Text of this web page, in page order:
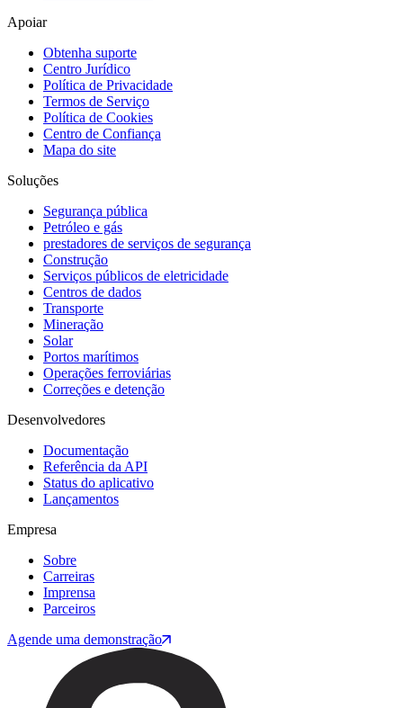
Apoiar
Obtenha suporte
Centro Jurídico
Política de Privacidade
Termos de Serviço
Política de Cookies
Centro de Confiança
Mapa do site
Soluções
Segurança pública
Petróleo e gás
prestadores de serviços de segurança
Construção
Serviços públicos de eletricidade
Centros de dados
Transporte
Mineração
Solar
Portos marítimos
Operações ferroviárias
Correções e detenção
Desenvolvedores
Documentação
Referência da API
Status do aplicativo
Lançamentos
Empresa
Sobre
Carreiras
Imprensa
Parceiros
Agende uma demonstração